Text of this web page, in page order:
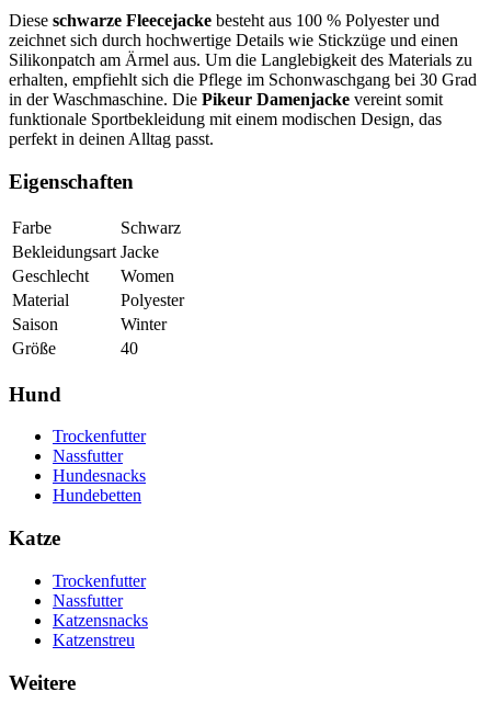
Diese schwarze Fleecejacke besteht aus 100 % Polyester und
zeichnet sich durch hochwertige Details wie Stickzüge und einen
Silikonpatch am Ärmel aus. Um die Langlebigkeit des Materials zu
erhalten, empfiehlt sich die Pflege im Schonwaschgang bei 30 Grad
in der Waschmaschine. Die Pikeur Damenjacke vereint somit
funktionale Sportbekleidung mit einem modischen Design, das
perfekt in deinen Alltag passt.
Eigenschaften
Farbe
Schwarz
Bekleidungsart Jacke
Geschlecht
Women
Material
Polyester
Saison
Winter
Größe
40
Hund
Trockenfutter
Nassfutter
Hundesnacks
Hundebetten
Katze
Trockenfutter
Nassfutter
Katzensnacks
Katzenstreu
Weitere